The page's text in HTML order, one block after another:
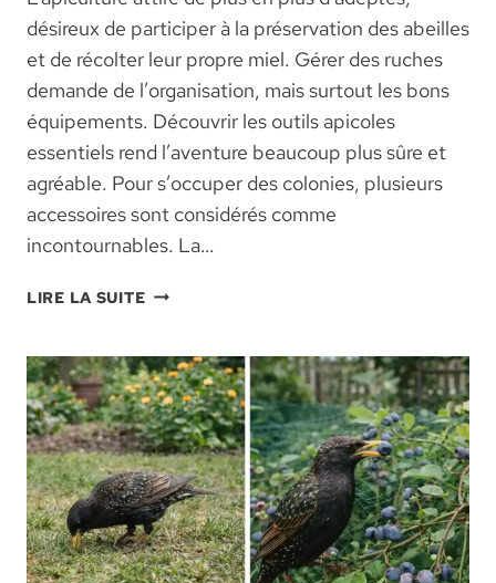
désireux de participer à la préservation des abeilles
et de récolter leur propre miel. Gérer des ruches
demande de l’organisation, mais surtout les bons
équipements. Découvrir les outils apicoles
essentiels rend l’aventure beaucoup plus sûre et
agréable. Pour s’occuper des colonies, plusieurs
accessoires sont considérés comme
incontournables. La…
LIRE LA SUITEAPICULTURE
INDISPENSABLES
POUR
GÉRER
VOS
RUCHES
AVEC
SÉRÉNITÉ